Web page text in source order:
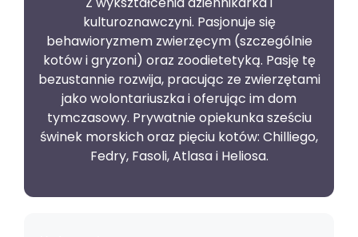
kulturoznawczyni. Pasjonuje się
behawioryzmem zwierzęcym (szczególnie
kotów i gryzoni) oraz zoodietetyką. Pasję tę
bezustannie rozwija, pracując ze zwierzętami
jako wolontariuszka i oferując im dom
tymczasowy. Prywatnie opiekunka sześciu
świnek morskich oraz pięciu kotów: Chilliego,
Fedry, Fasoli, Atlasa i Heliosa.